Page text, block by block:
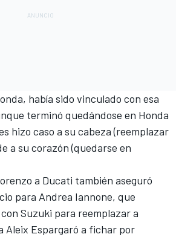
había sido vinculado con esa
terminó quedándose en Honda
hizo caso a su cabeza (reemplazar
a su corazón (quedarse en
a Ducati también aseguró
para Andrea Iannone, que
Suzuki para reemplazar a
Aleix Espargaró a fichar por